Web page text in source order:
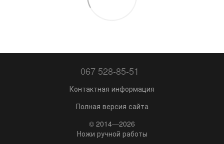
067 528-85-51
Контактная информация
Полная версия сайта
© 2014—2026
Ножи ручной работы